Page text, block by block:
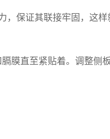
保证其联接牢固，这样
膜直至紧贴着。调整侧